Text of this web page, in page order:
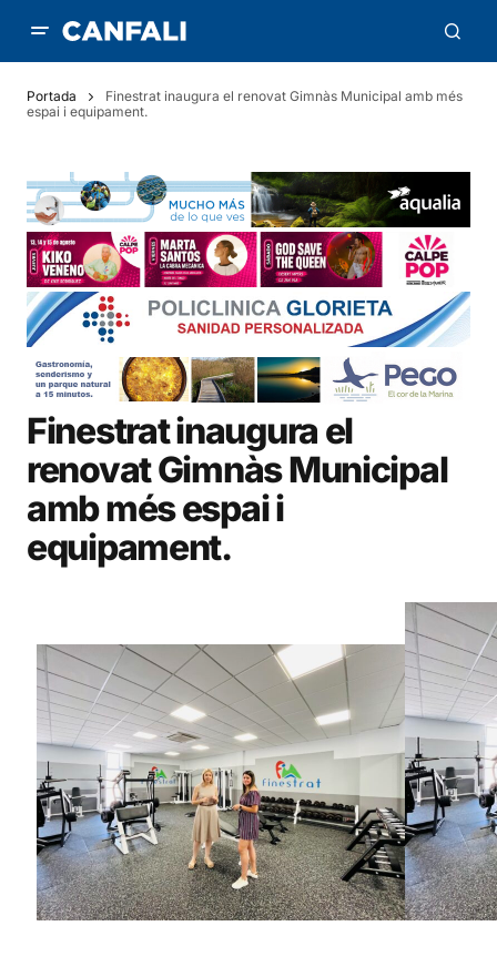
Portada
Finestrat inaugura el renovat Gimnàs Municipal amb més
espai i equipament.
Finestrat inaugura el
renovat Gimnàs Municipal
amb més espai i
equipament.